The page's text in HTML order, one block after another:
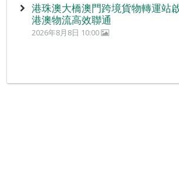
港珠澳大橋澳門跨境貨物轉運站
港澳物流高效聯通
2026年8月8日 10:00